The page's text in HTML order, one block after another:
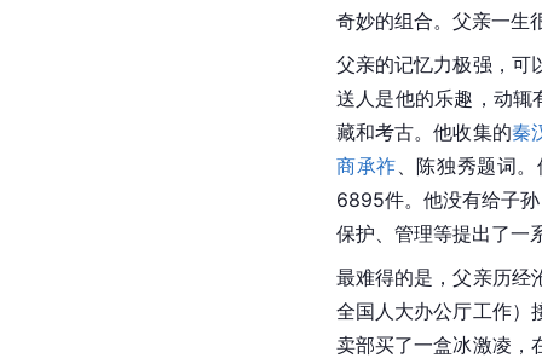
奇妙的组合。父亲一生
父亲的记忆力极强，可
送人是他的乐趣，动
藏和考古。他收集的秦
商承祚 、陈独秀题词
6895件。他没有给子
保护、管理等提出了一
最难得的是，父亲历经
全国人大办公厅工作）
卖部买了一盒冰激凌，